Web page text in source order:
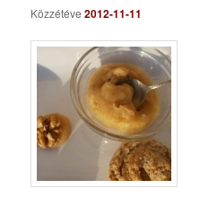
Közzétéve2012-11-11